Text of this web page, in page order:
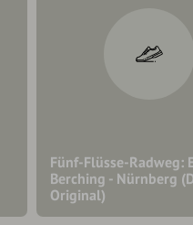
Fünf-Flüsse-Radweg:
Berching - Nürnberg
Original)